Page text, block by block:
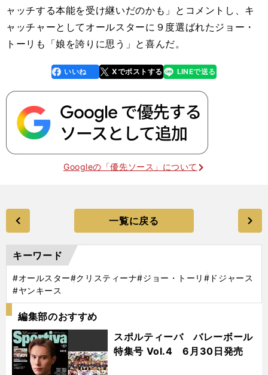
ャッチする本能を受け継いだのかも」とコメントし、キ
ャッチャーとしてオールスターに９度選ばれたジョー・
トーリも「娘を誇りに思う」と喜んだ。
faceboo
k
いいね Xでポストする
line LINEで送る
Googleの「優先ソース」について
一覧に戻る
キーワード
#オールスター#クリスティーナ#ジョー・トーリ #ドジャース
#ヤンキース
編集部のおすすめ
スポルティーバ バレーボール
特集号 Vol.4 6月30日発売